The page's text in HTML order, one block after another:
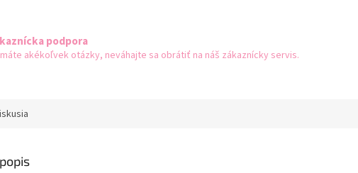
podpora
akékoľvek otázky, neváhajte sa obrátiť na náš zákaznícky servis.